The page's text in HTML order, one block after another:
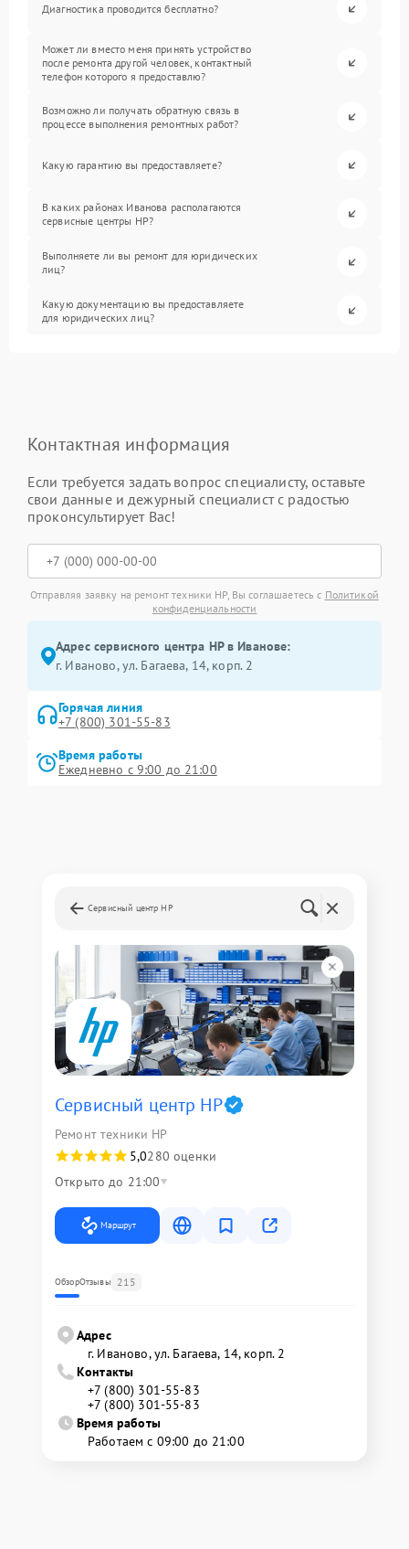
Диагностика проводится бесплатно?
Может ли вместо меня принять устройство
после ремонта другой человек, контактный
телефон которого я предоставлю?
Возможно ли получать обратную связь в
процессе выполнения ремонтных работ?
Какую гарантию вы предоставляете?
В каких районах Иванова располагаются
сервисные центры HP?
Выполняете ли вы ремонт для юридических
лиц?
Какую документацию вы предоставляете
для юридических лиц?
Контактная информация
Если требуется задать вопрос специалисту, оставьте
свои данные и дежурный специалист с радостью
проконсультирует Вас!
Отправляя заявку на ремонт техники HP, Вы соглашаетесь с Политикой
конфиденциальности
Адрес сервисного центра HP в Иванове:
г. Иваново, ул. Багаева, 14, корп. 2
Горячая линия
+7 (800) 301-55-83
Время работы
Ежедневно с 9:00 до 21:00
Сервисный центр HP
Сервисный центр HP
Ремонт техники HP
5,0280 оценки
Открыто до 21:00
Маршрут
ОбзорОтзывы 215
Адрес
г. Иваново, ул. Багаева, 14, корп. 2
Контакты
+7 (800) 301-55-83
+7 (800) 301-55-83
Время работы
Работаем с 09:00 до 21:00